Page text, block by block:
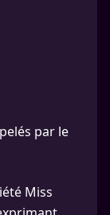
par le
Miss